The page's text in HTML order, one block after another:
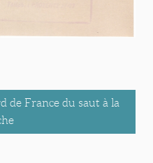
de France du saut à la